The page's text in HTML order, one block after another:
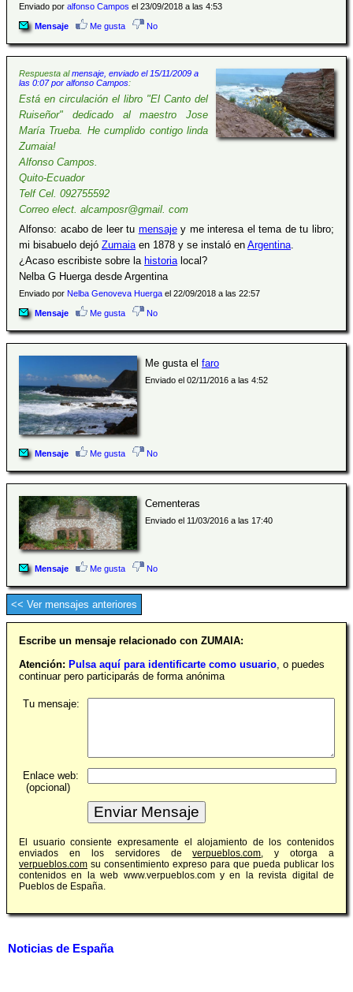
Enviado por alfonso Campos el 23/09/2018 a las 4:53
Mensaje Me gusta No
Respuesta almensaje, enviado el 15/11/2009 a
las 0:07 por alfonso Campos:
Está en circulación el libro "El Canto del
Ruiseñor" dedicado al maestro Jose
María Trueba. He cumplido contigo linda
Zumaia!
Alfonso Campos.
Quito-Ecuador
Telf Cel. 092755592
Correo elect. alcamposr@gmail. com
Alfonso: acabo de leer tu mensajey me interesa el tema de tu libro;
mi bisabuelo dejó Zumaia en 1878 y se instaló en Argentina
¿Acaso escribiste sobre la historia local?
Nelba G Huerga desde Argentina
Enviado por Nelba Genoveva Huerga el 22/09/2018 a las 22:57
Mensaje Me gusta No
Me gusta el faro
Enviado el 02/11/2016 a las 4:52
Mensaje Me gusta No
Cementeras
Enviado el 11/03/2016 a las 17:40
Mensaje Me gusta No
<< Ver mensajes anteriores
Escribe un mensaje relacionado con ZUMAIA:
Atención: Pulsa aquí para identificarte como usuario, o puedes
continuar pero participarás de forma anónima
Tu mensaje:
Enlace web:
(opcional)
El usuario consiente expresamente el alojamiento de los contenidos
enviados en los servidores deverpueblos.com, y otorga a
verpueblos.com su consentimiento expreso para que pueda publicar los
contenidos en la web www.verpueblos.com y en la revista digital de
Pueblos de España.
Noticias de España